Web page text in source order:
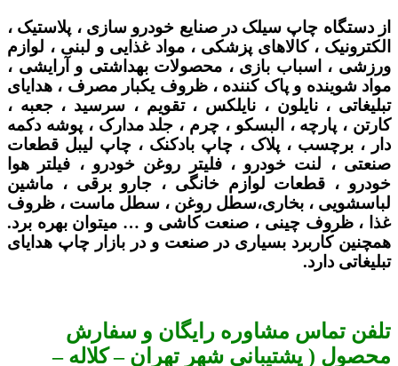
از دستگاه چاپ سیلک در صنایع خودرو سازی ، پلاستیک ،
الکترونیک ، کالاهای پزشکی ، مواد غذایی و لبنی ، لوازم
ورزشی ، اسباب بازی ، محصولات بهداشتی و آرایشی ،
مواد شوینده و پاک کننده ، ظروف یکبار مصرف ، هدایای
تبلیغاتی ، نایلون ، نایلکس ، تقویم ، سرسید ، جعبه ،
کارتن ، پارچه ، البسکو ، چرم ، جلد مدارک ، پوشه دکمه
دار ، برچسب ، پلاک ، چاپ بادکنک ، چاپ لیبل قطعات
صنعتی ، لنت خودرو ، فلیتر روغن خودرو ، فیلتر هوا
خودرو ، قطعات لوازم خانگی ، جارو برقی ، ماشین
لباسشویی ، بخاری،سطل روغن ، سطل ماست ، ظروف
غذا ، ظروف چینی ، صنعت کاشی و … میتوان بهره برد.
همچنین کاربرد بسیاری در صنعت و در بازار چاپ هدایای
تبلیغاتی دارد.
تلفن تماس مشاوره رایگان و سفارش
محصول ( پشتیبانی شهر تهران – کلاله –